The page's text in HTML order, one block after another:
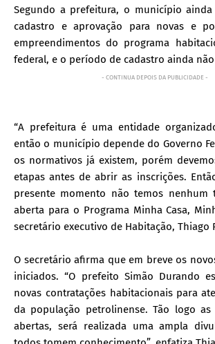
Segundo a prefeitura, o município
cadastro e aprovação para novas e
empreendimentos do programa
federal, e o período de cadastro ainda
- CONTINUA DEPOIS DA PUBLICIDADE -
“A prefeitura é uma entidade
então o município depende do Governo
os normativos já existem, porém
etapas antes de abrir as inscrições.
presente momento não temos nenhum
aberta para o Programa Minha Casa,
secretário executivo de Habitação, Thiago
O secretário afirma que em breve os
iniciados. “O prefeito Simão Durando
novas contratações habitacionais para
da população petrolinense. Tão logo as
abertas, será realizada uma ampla